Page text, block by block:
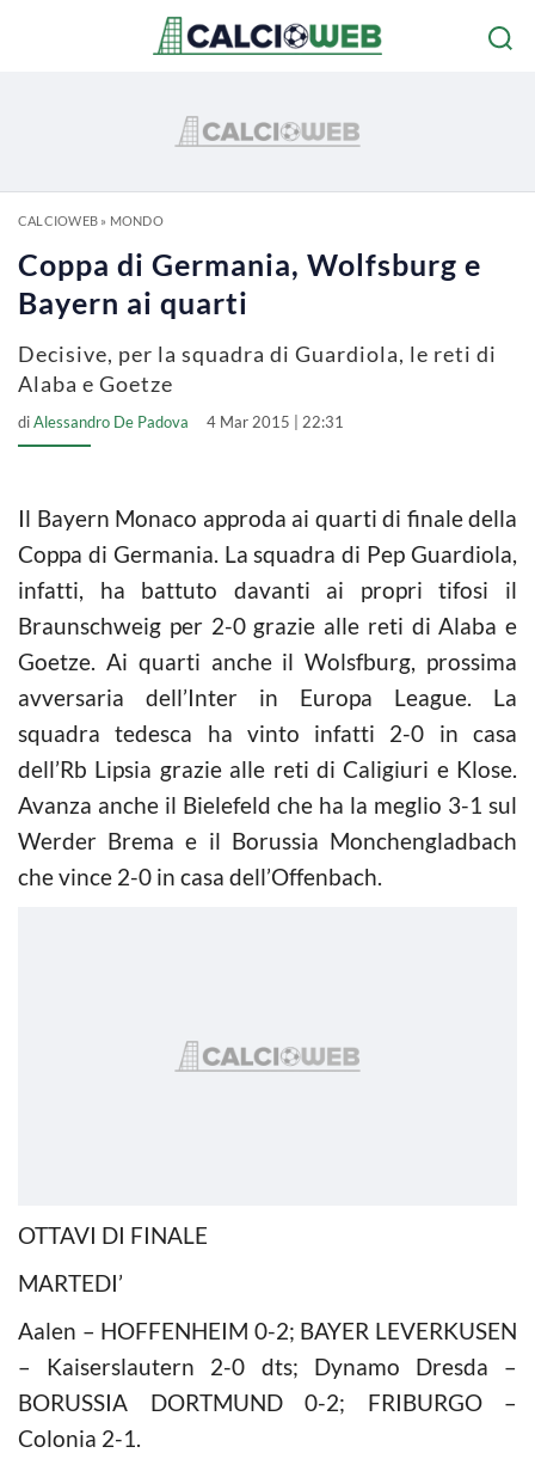
CALCIOWEB» MONDO
Coppa di Germania, Wolfsburg e
Bayern ai quarti
Decisive, per la squadra di Guardiola, le reti di
Alaba e Goetze
diAlessandro De Padova 4 Mar 2015 | 22:31
Il Bayern Monaco approda ai quarti di finale della
Coppa di Germania. La squadra di Pep Guardiola,
infatti, ha battuto davanti ai propri tifosi il
Braunschweig per 2-0 grazie alle reti di Alaba e
Goetze. Ai quarti anche il Wolsfburg, prossima
avversaria dell’Inter in Europa League. La
squadra tedesca ha vinto infatti 2-0 in casa
dell’Rb Lipsia grazie alle reti di Caligiuri e Klose.
Avanza anche il Bielefeld che ha la meglio 3-1 sul
Werder Brema e il Borussia Monchengladbach
che vince 2-0 in casa dell’Offenbach.
OTTAVI DI FINALE
MARTEDI’
Aalen – HOFFENHEIM 0-2; BAYER LEVERKUSEN
– Kaiserslautern 2-0 dts; Dynamo Dresda –
BORUSSIA DORTMUND 0-2; FRIBURGO –
Colonia 2-1.